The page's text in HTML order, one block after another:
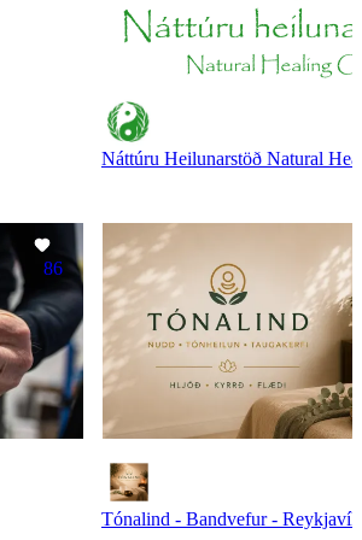
Náttúru Heilunarstöð Natural
86
Tónalind - Bandvefur - Reykjavík